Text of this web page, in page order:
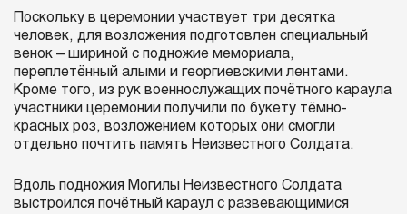
Поскольку в церемонии участвует три десятка
человек, для возложения подготовлен специальный
венок – шириной с подножие мемориала,
переплетённый алыми и георгиевскими лентами.
Кроме того, из рук военнослужащих почётного караула
участники церемонии получили по букету тёмно-
красных роз, возложением которых они смогли
отдельно почтить память Неизвестного Солдата.
Вдоль подножия Могилы Неизвестного Солдата
выстроился почётный караул с развевающимися